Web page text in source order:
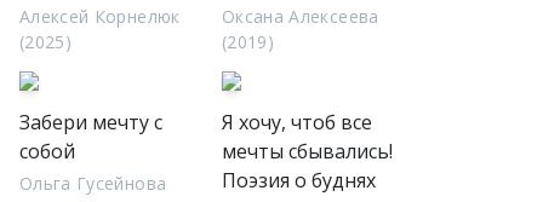
Алексей Корнелюк
(2025)
Оксана Алексеева
(2019)
Забери мечту с
собой
Ольга Гусейнова
Я хочу, чтоб все
мечты сбывались!
Поэзия о буднях